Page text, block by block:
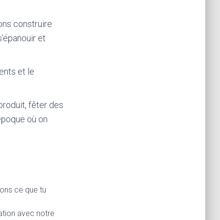
construire
et
et le
fêter des
où on
ce que tu
avec notre